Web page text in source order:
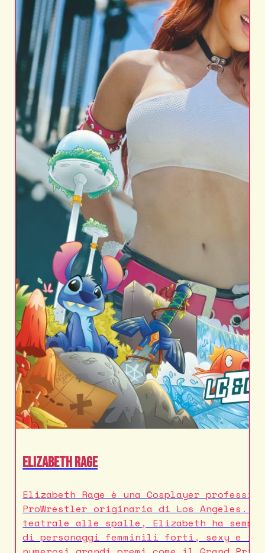
Elizabeth Rage
Elizabeth Rage è una Cosplayer
ProWrestler originaria di Los Angeles.
teatrale alle spalle, Elizabeth ha
di personaggi femminili forti, sexy e